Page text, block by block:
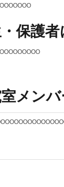
保護者
メンバ